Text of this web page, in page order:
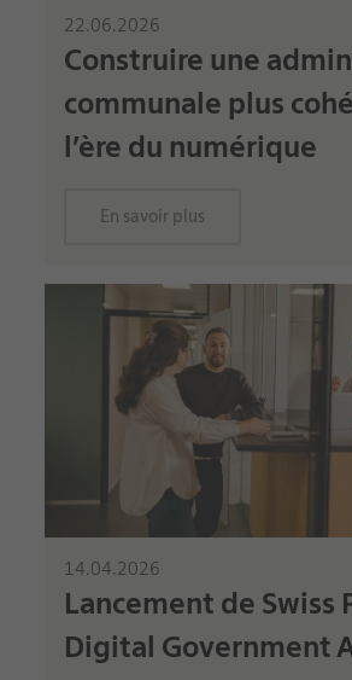
22.06.2026
Construire une
communale plus
l’ère du numérique
En savoir plus
14.04.2026
Lancement de Swiss
Digital Government